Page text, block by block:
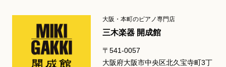
大阪・本町のピアノ専門店
三木楽器 開成館
〒541-0057
大阪府大阪市中央区北久宝寺町3丁